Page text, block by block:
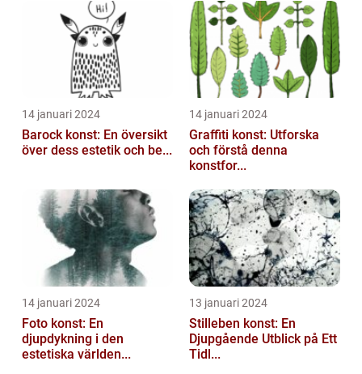
14 januari 2024
Barock konst: En översikt
över dess estetik och be...
14 januari 2024
Graffiti konst: Utforska
och förstå denna
konstfor...
14 januari 2024
Foto konst: En
djupdykning i den
estetiska världen...
13 januari 2024
Stilleben konst: En
Djupgående Utblick på Ett
Tidl...